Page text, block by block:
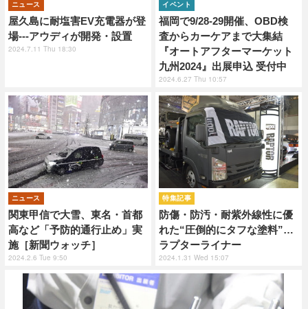
屋久島に耐塩害EV充電器が登
場---アウディが開発・設置
ニュース
2024.7.11 Thu 18:30
福岡で9/28-29開催、OBD検
査からカーケアまで大集結
『オートアフターマーケット
九州2024』出展申込 受付中
イベント
2024.6.27 Thu 10:57
関東甲信で大雪、東名・首都
高など「予防的通行止め」実
施［新聞ウォッチ］
ニュース
2024.2.6 Tue 9:50
防傷・防汚・耐紫外線性に優
れた“圧倒的にタフな塗料”…
ラプターライナー
特集記事
2024.1.31 Wed 15:07